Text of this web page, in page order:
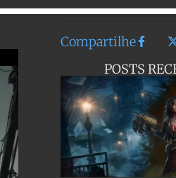
Compartilhe
POSTS